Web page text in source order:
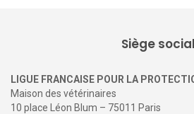
Siège social
LIGUE FRANCAISE POUR LA
Maison des vétérinaires
10 place Léon Blum – 75011 Paris